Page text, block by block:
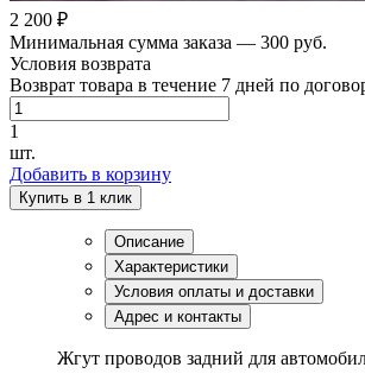
2 200 ₽
Минимальная сумма заказа — 300 руб.
Условия возврата
Возврат товара в течение 7 дней по
1
шт.
Добавить в корзину
Купить в 1 клик
Описание
Характеристики
Условия оплаты и доставки
Адрес и контакты
Жгут проводов задний для